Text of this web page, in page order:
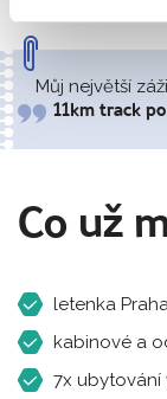
Můj největší
11km track
Co už
letenka
kabinové a
7x ubytování